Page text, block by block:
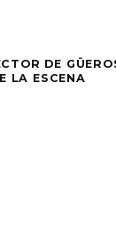
DE
LA ESCENA